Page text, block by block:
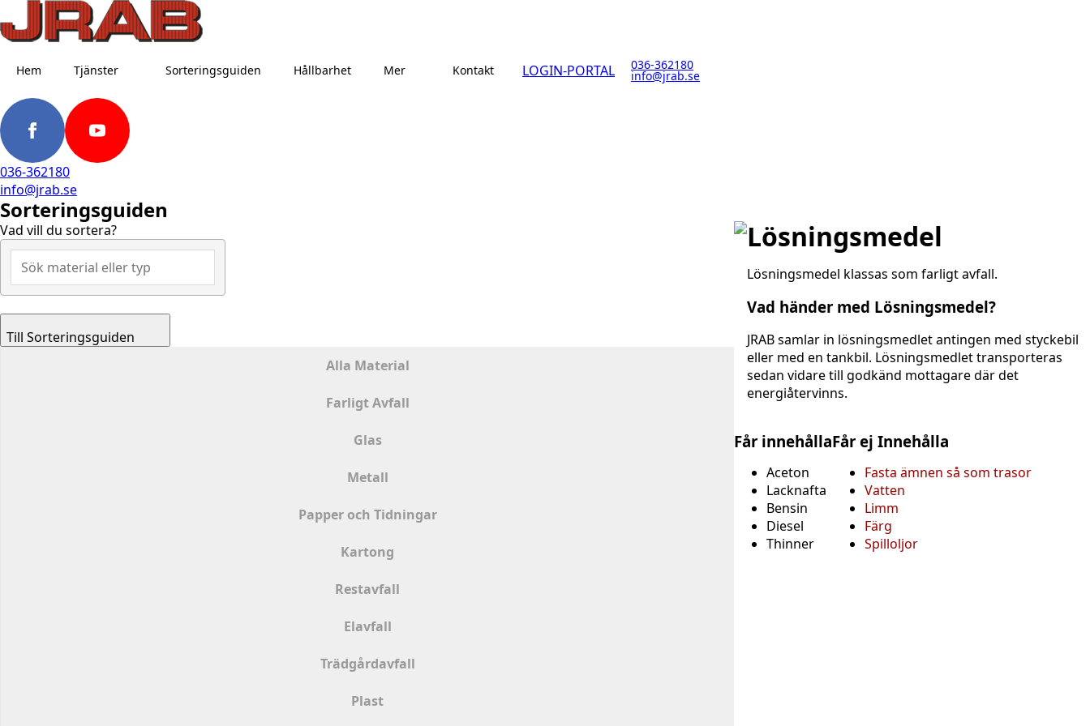
Hem Tjänster Sorteringsguiden Hållbarhet Mer Kontakt LOGIN-PORTAL 036-362180
info@jrab.se
036-362180
info@jrab.se
Sorteringsguiden
Vad vill du sortera?
Till Sorteringsguiden
Alla Material
Farligt Avfall
Glas
Metall
Papper och Tidningar
Kartong
Restavfall
Elavfall
Trädgårdavfall
Plast
Lösningsmedel
Lösningsmedel klassas som farligt avfall.
Vad händer med Lösningsmedel?
JRAB samlar in lösningsmedlet antingen med styckebil
eller med en tankbil. Lösningsmedlet transporteras
sedan vidare till godkänd mottagare där det
energiåtervinns.
Får innehålla
Aceton
Lacknafta
Bensin
Diesel
Thinner
Får ej Innehålla
Fasta ämnen så som trasor
Vatten
Limm
Färg
Spilloljor